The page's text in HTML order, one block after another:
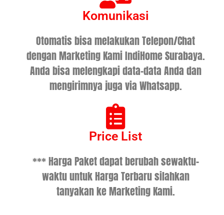
Komunikasi
Otomatis bisa melakukan Telepon/Chat
dengan Marketing Kami IndiHome Surabaya.
Anda bisa melengkapi data-data Anda dan
mengirimnya juga via Whatsapp.
Price List
*** Harga Paket dapat berubah sewaktu-
waktu untuk Harga Terbaru silahkan
tanyakan ke Marketing Kami.